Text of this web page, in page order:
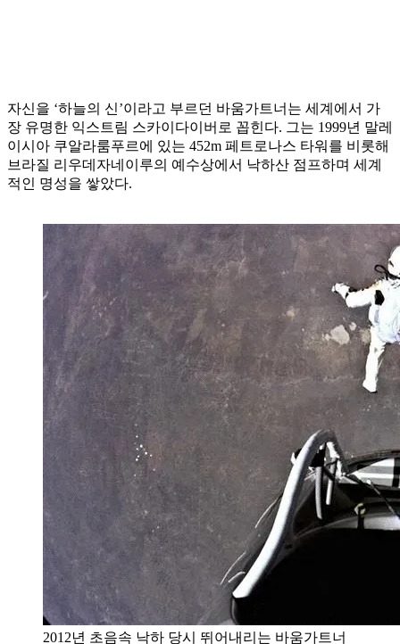
자신을 ‘하늘의 신’이라고 부르던 바움가트너는 세계에서 가
장 유명한 익스트림 스카이다이버로 꼽힌다. 그는 1999년 말레
이시아 쿠알라룸푸르에 있는 452m 페트로나스 타워를 비롯해
브라질 리우데자네이루의 예수상에서 낙하산 점프하며 세계
적인 명성을 쌓았다.
2012년 초음속 낙하 당시 뛰어내리는 바움가트너